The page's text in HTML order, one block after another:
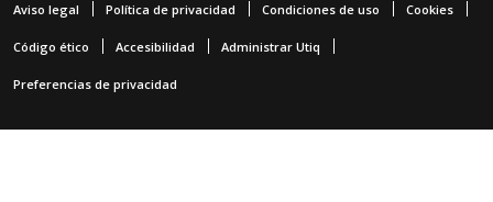
Aviso legal Política de privacidad Condiciones de uso Cookies
Código ético Accesibilidad Administrar Utiq
Preferencias de privacidad